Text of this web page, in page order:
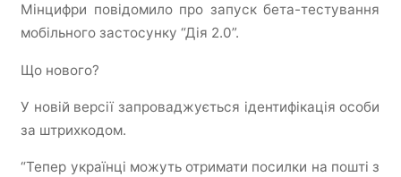
Мінцифри повідомило про запуск бета-тестування
мобільного застосунку “Дія 2.0”.
Що нового?
У новій версії запроваджується ідентифікація особи
за штрихкодом.
“Тепер українці можуть отримати посилки на пошті з